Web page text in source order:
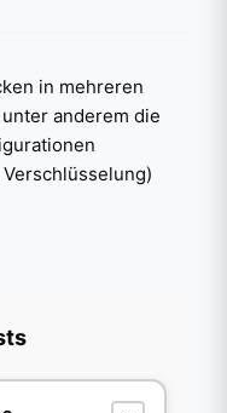
in mehreren
anderem die